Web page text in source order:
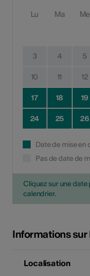
Lu Ma Me
3 4 5
10 11 12
17 18 19
24 25 26
Date de mise
Pas de date de
Cliquez sur une
calendrier.
Informations
Localisation